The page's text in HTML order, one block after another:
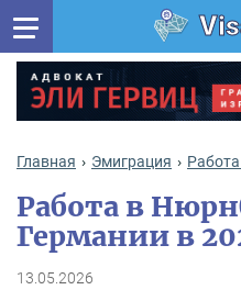
Главная Эмиграция
Работа в
Германии в
13.05.2026